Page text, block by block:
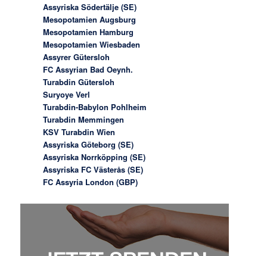
Assyriska Södertälje (SE)
Mesopotamien Augsburg
Mesopotamien Hamburg
Mesopotamien Wiesbaden
Assyrer Gütersloh
FC Assyrian Bad Oeynh.
Turabdin Gütersloh
Suryoye Verl
Turabdin-Babylon Pohlheim
Turabdin Memmingen
KSV Turabdin Wien
Assyriska Göteborg (SE)
Assyriska Norrköpping (SE)
Assyriska FC Västerås (SE)
FC Assyria London (GBP)